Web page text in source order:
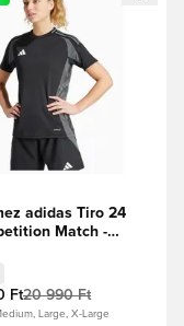
adidas Tiro 24
Match -
Ft20 990 Ft
Large, X-Large